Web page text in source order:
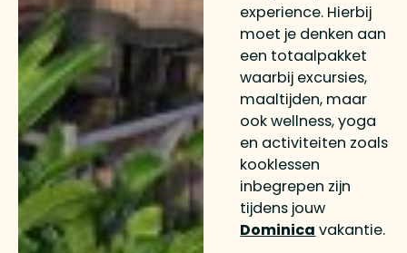
experience. Hierbij
moet je denken aan
een totaalpakket
waarbij excursies,
maaltijden, maar
ook wellness, yoga
en activiteiten zoals
kooklessen
inbegrepen zijn
tijdens jouw
Dominica vakantie.